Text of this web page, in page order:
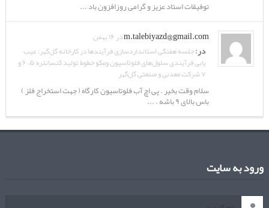
توفیقات استاد عزیز و گرامی روزافزون باد ...
m.talebiyazd@gmail.comدر ۱۶ بهمن
در:جلسه هفتگی استانداردسازی فرآیندها در کارخانه گل‌گهر: عیب
یابی فرآیندی سلول‌های فلوتاسیون ومکو خطوط تولید کنسانتره ۵، ۶ و
۷ شرکت معدنی و صنعتی گل‌گهر
سلام وقت بخیر . پی اچ آب فلوتاسیون کارگاه ( جهت استخراج فلز )
باس بالای ۹ باشه . ...
ورود به سایت